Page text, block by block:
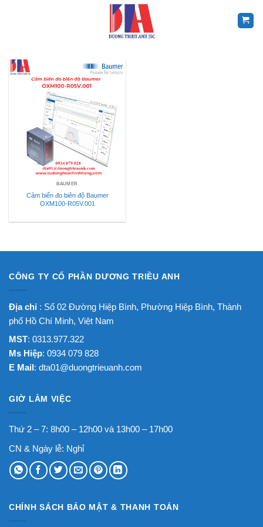
BAUMER
Cảm biến đo biên độ Baumer
OXM100-R05V.001
CÔNG TY CỔ PHẦN DƯƠNG TRIỀU ANH
Địa chỉ : Số 02 Đường Hiệp Bình, Phường Hiệp Bình, Thành
phố Hồ Chí Minh, Việt Nam
MST: 0313.977.322
Ms Hiệp: 0934 079 828
E Mail: dta01@duongtrieuanh.com
GIỜ LÀM VIỆC
Thứ 2 – 7: 8h00 – 12h00 và 13h00 – 17h00
CN & Ngày lễ: Nghỉ
CHÍNH SÁCH BẢO MẬT & THANH TOÁN